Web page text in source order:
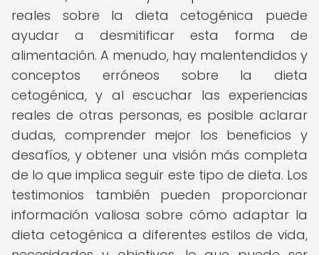
reales sobre la dieta cetogénica puede
ayudar a desmitificar esta forma de
alimentación. A menudo, hay malentendidos y
conceptos erróneos sobre la dieta
cetogénica, y al escuchar las experiencias
reales de otras personas, es posible aclarar
dudas, comprender mejor los beneficios y
desafíos, y obtener una visión más completa
de lo que implica seguir este tipo de dieta. Los
testimonios también pueden proporcionar
información valiosa sobre cómo adaptar la
dieta cetogénica a diferentes estilos de vida,